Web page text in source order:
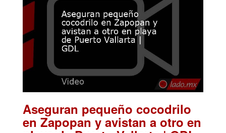
Aseguran pequeño cocodrilo
en Zapopan y avistan a otro en